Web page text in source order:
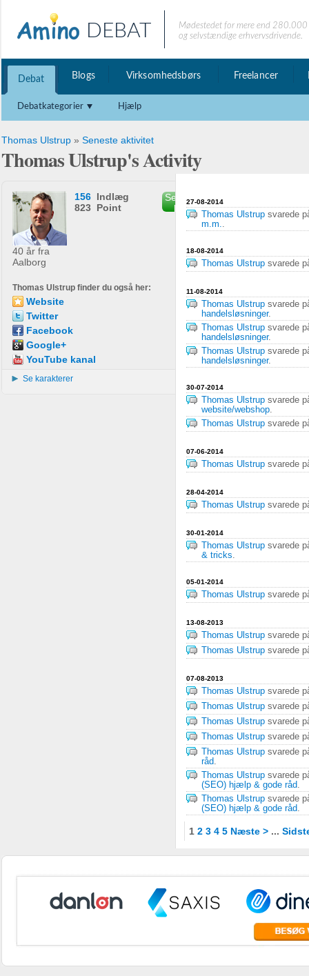
DEBAT
Mødestedet for mere end
og selvstændige erhvervsdrivende.
Debat Blogs Virksomhedsbørs Freelancer
Debatkategorier Hjælp
Thomas Ulstrup » Seneste aktivitet
Thomas Ulstrup's Activity
40 år fra
Aalborg
156 Indlæg
823 Point
Send privat
besked
Thomas Ulstrup finder du også her:
Website
Twitter
Facebook
Google+
YouTube kanal
Se karakterer
27-08-2014
Thomas Ulstrup svarede
m.m..
18-08-2014
Thomas Ulstrup svarede
11-08-2014
Thomas Ulstrup svarede
handelsløsninger.
Thomas Ulstrup svarede
handelsløsninger.
Thomas Ulstrup svarede
handelsløsninger.
30-07-2014
Thomas Ulstrup svarede
website/webshop.
Thomas Ulstrup svarede
07-06-2014
Thomas Ulstrup svarede
28-04-2014
Thomas Ulstrup svarede
30-01-2014
Thomas Ulstrup svarede
& tricks.
05-01-2014
Thomas Ulstrup svarede
13-08-2013
Thomas Ulstrup svarede
Thomas Ulstrup svarede
07-08-2013
Thomas Ulstrup svarede
Thomas Ulstrup svarede
Thomas Ulstrup svarede
Thomas Ulstrup svarede
Thomas Ulstrup svarede
råd.
Thomas Ulstrup svarede
(SEO) hjælp & gode råd.
Thomas Ulstrup svarede
(SEO) hjælp & gode råd.
1 2 3 4 5 Næste > ...